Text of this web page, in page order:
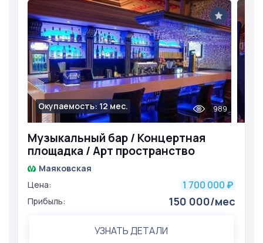
Музыкальный бар / Концертная
площадка / Арт пространство
Окупаемость: 12 мес. 989
Маяковская
Цена:
1 700 000 ₽
Прибыль: 150 000/мес
УЗНАТЬ ДЕТАЛИ